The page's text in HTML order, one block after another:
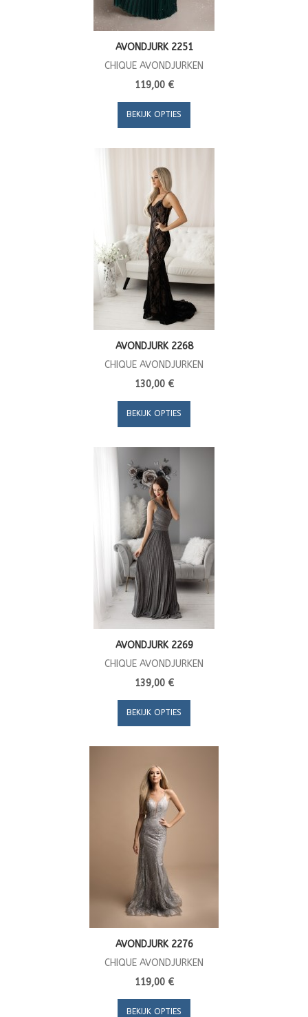
AVONDJURK 2251
CHIQUE AVONDJURKEN
119,00 €
BEKIJK OPTIES
AVONDJURK 2268
CHIQUE AVONDJURKEN
130,00 €
BEKIJK OPTIES
AVONDJURK 2269
CHIQUE AVONDJURKEN
139,00 €
BEKIJK OPTIES
AVONDJURK 2276
CHIQUE AVONDJURKEN
119,00 €
BEKIJK OPTIES